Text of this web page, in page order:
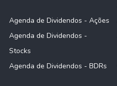
Agenda de Dividendos - Ações
Agenda de Dividendos -
Stocks
Agenda de Dividendos - BDRs